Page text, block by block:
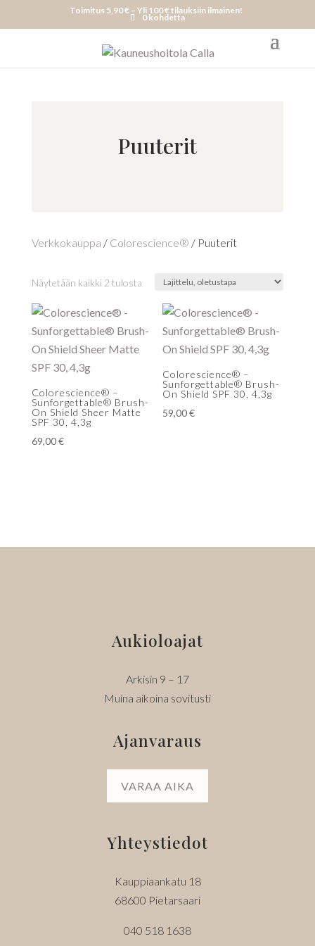
Toimitus 5,90 € – Yli 100 € tilauksiin ilmainen!
0 kohdetta
Puuterit
Verkkokauppa / Colorescience® / Puuterit
Näytetään kaikki 2 tulosta
Colorescience® –
Sunforgettable® Brush-
On Shield Sheer Matte
SPF 30, 4,3g
69,00€
Colorescience® –
Sunforgettable® Brush-
On Shield SPF 30, 4,3g
59,00€
Aukioloajat
Arkisin 9 – 17
Muina aikoina sovitusti
Ajanvaraus
VARAA AIKA
Yhteystiedot
Kauppiaankatu 18
68600 Pietarsaari
040 518 1638